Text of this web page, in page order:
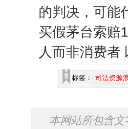
的判决，可能
买假茅台索赔
人而非消费者
标签： 司法资源
本网站所包含